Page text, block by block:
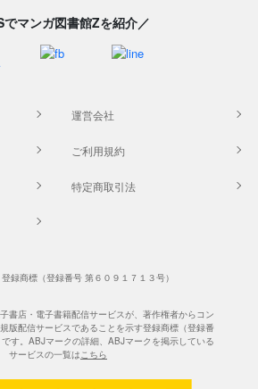
でマンガ図書館Zを紹介／
運営会社
ご利用規約
特定商取引法
書店・電子書籍配信サービスが、著作権者からコン
版配信サービスであることを示す登録商標（登録番
す。ABJマークの詳細、ABJマークを掲示している
サービスの一覧はこちら